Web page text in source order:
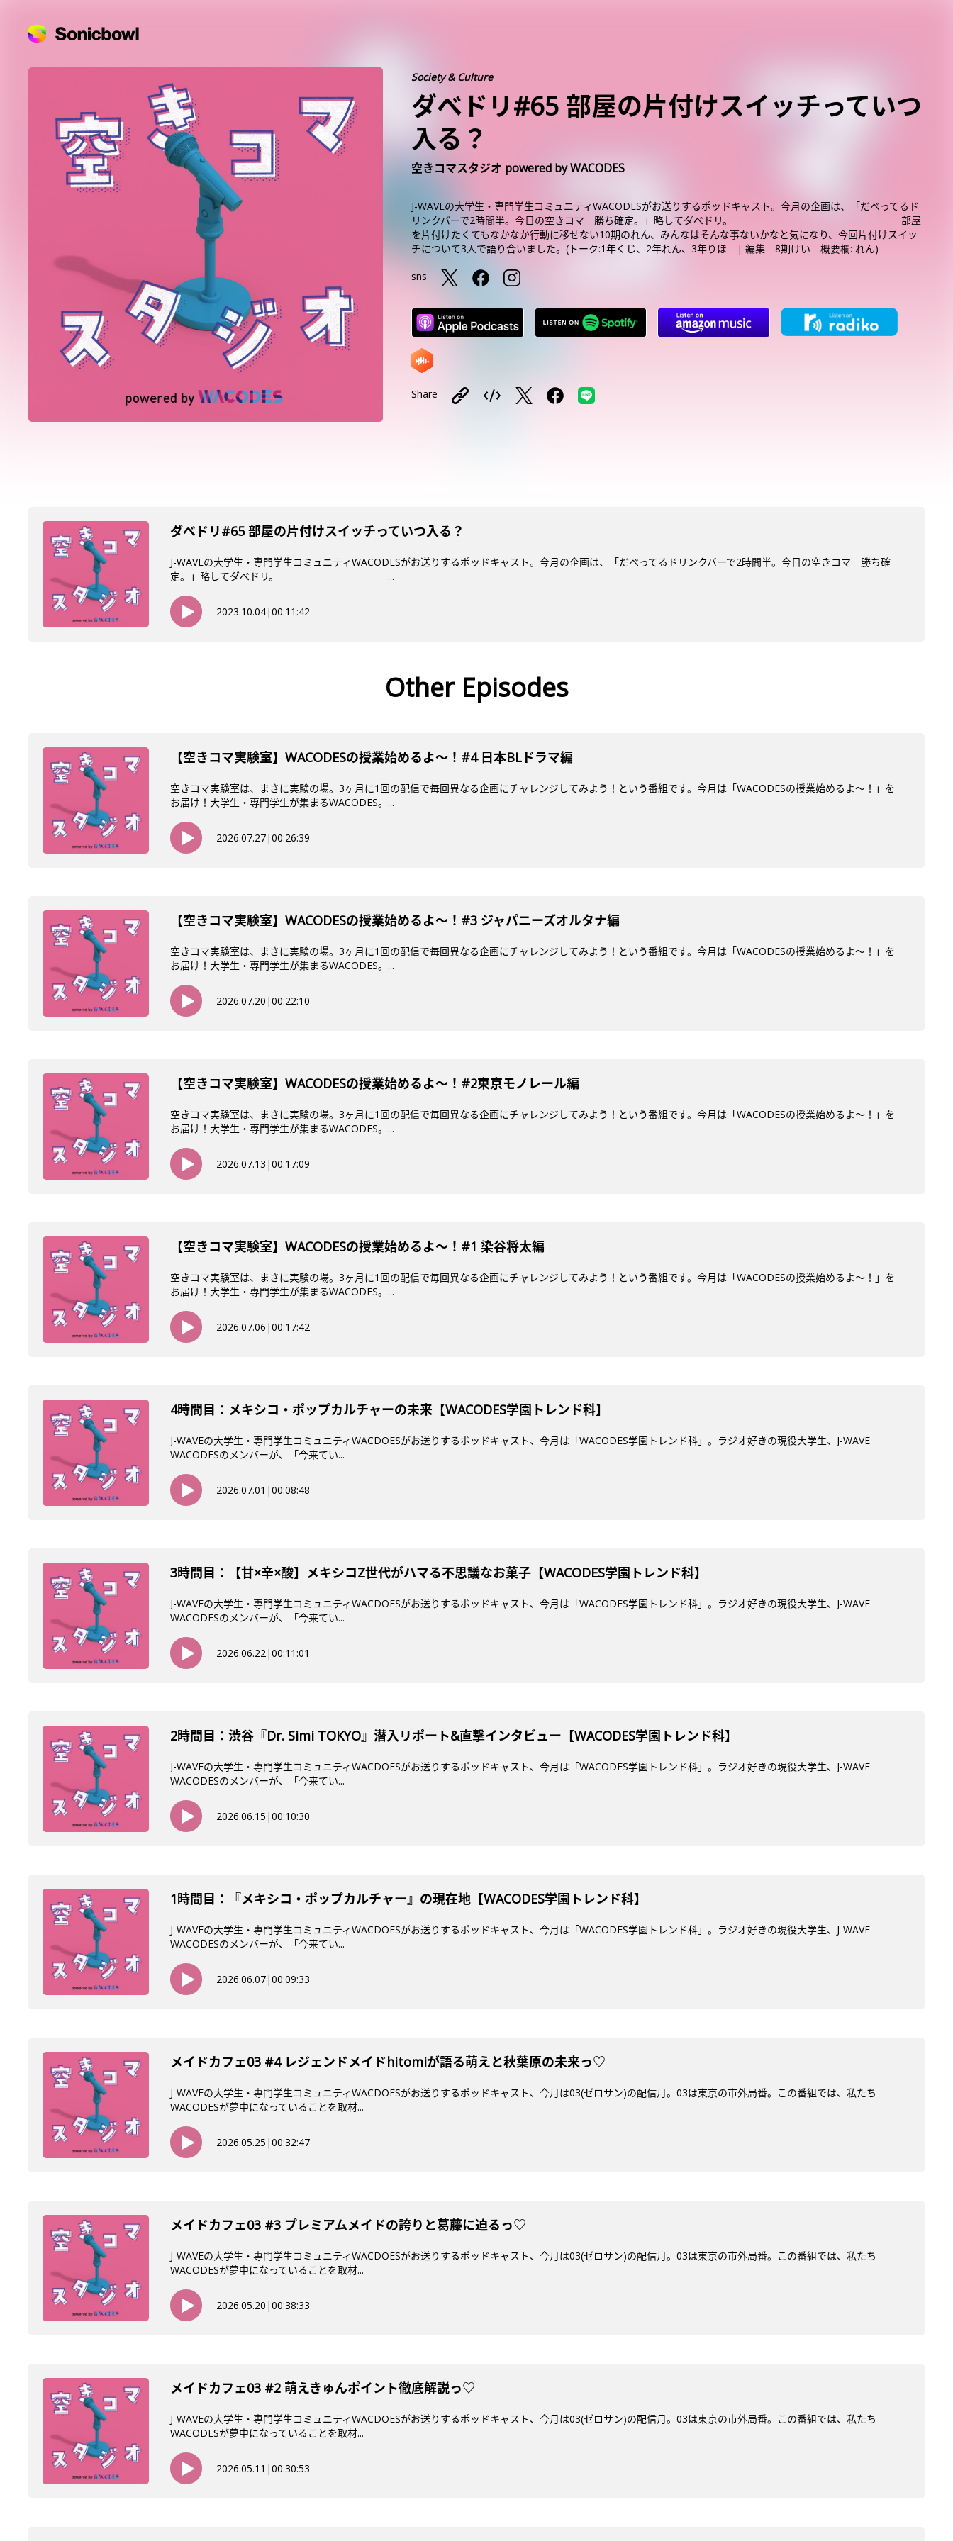
Society & Culture
ダべドリ#65 部屋の片付けスイッチっていつ
入る？
空きコマスタジオ powered by WACODES
J-WAVEの大学生・専門学生コミュニティWACODESがお送りするポッドキャスト。今月の企画は、「だべってるド
リンクバーで2時間半。今日の空きコマ 勝ち確定。」略してダべドリ。 部屋
を片付けたくてもなかなか行動に移せない10期のれん、みんなはそんな事ないかなと気になり、今回片付けスイッ
チについて3人で語り合いました。(トーク:1年くじ、2年れん、3年りほ | 編集 8期けい 概要欄: れん)
sns
Share
ダべドリ#65 部屋の片付けスイッチっていつ入る？
J-WAVEの大学生・専門学生コミュニティWACODESがお送りするポッドキャスト。今月の企画は、「だべってるドリンクバーで2時間半。今日の空きコマ 勝ち確
定。」略してダべドリ。 ...
2023.10.04|00:11:42
Other Episodes
【空きコマ実験室】WACODESの授業始めるよ～！#4 日本BLドラマ編
空きコマ実験室は、まさに実験の場。3ヶ月に1回の配信で毎回異なる企画にチャレンジしてみよう！という番組です。今月は「WACODESの授業始めるよ～！」を
お届け！大学生・専門学生が集まるWACODES。...
2026.07.27|00:26:39
【空きコマ実験室】WACODESの授業始めるよ〜！#3 ジャパニーズオルタナ編
空きコマ実験室は、まさに実験の場。3ヶ月に1回の配信で毎回異なる企画にチャレンジしてみよう！という番組です。今月は「WACODESの授業始めるよ～！」を
お届け！大学生・専門学生が集まるWACODES。...
2026.07.20 |00:22:10
【空きコマ実験室】WACODESの授業始めるよ〜！#2東京モノレール編
空きコマ実験室は、まさに実験の場。3ヶ月に1回の配信で毎回異なる企画にチャレンジしてみよう！という番組です。今月は「WACODESの授業始めるよ～！」を
お届け！大学生・専門学生が集まるWACODES。...
2026.07.13 |00:17:09
【空きコマ実験室】WACODESの授業始めるよ～！#1 染谷将太編
空きコマ実験室は、まさに実験の場。3ヶ月に1回の配信で毎回異なる企画にチャレンジしてみよう！という番組です。今月は「WACODESの授業始めるよ～！」を
お届け！大学生・専門学生が集まるWACODES。...
2026.07.06 |00:17:42
4時間目：メキシコ・ポップカルチャーの未来【WACODES学園トレンド科】
J-WAVEの大学生・専門学生コミュニティWACDOESがお送りするポッドキャスト、今月は「WACODES学園トレンド科」。ラジオ好きの現役大学生、J-WAVE
WACODESのメンバーが、「今来てい...
2026.07.01 |00:08:48
3時間目：【甘×辛×酸】メキシコZ世代がハマる不思議なお菓子【WACODES学園トレンド科】
J-WAVEの大学生・専門学生コミュニティWACDOESがお送りするポッドキャスト、今月は「WACODES学園トレンド科」。ラジオ好きの現役大学生、J-WAVE
WACODESのメンバーが、「今来てい...
2026.06.22|00:11:01
2時間目：渋谷『Dr. Simi TOKYO』潜入リポート&直撃インタビュー【WACODES学園トレンド科】
J-WAVEの大学生・専門学生コミュニティWACDOESがお送りするポッドキャスト、今月は「WACODES学園トレンド科」。ラジオ好きの現役大学生、J-WAVE
WACODESのメンバーが、「今来てい...
2026.06.15 |00:10:30
1時間目：『メキシコ・ポップカルチャー』の現在地【WACODES学園トレンド科】
J-WAVEの大学生・専門学生コミュニティWACDOESがお送りするポッドキャスト、今月は「WACODES学園トレンド科」。ラジオ好きの現役大学生、J-WAVE
WACODESのメンバーが、「今来てい...
2026.06.07|00:09:33
メイドカフェ03 #4 レジェンドメイドhitomiが語る萌えと秋葉原の未来っ♡
J-WAVEの大学生・専門学生コミュニティWACDOESがお送りするポッドキャスト、今月は03(ゼロサン)の配信月。03は東京の市外局番。この番組では、私たち
WACODESが夢中になっていることを取材...
2026.05.25 |00:32:47
メイドカフェ03 #3 プレミアムメイドの誇りと葛藤に迫るっ♡
J-WAVEの大学生・専門学生コミュニティWACDOESがお送りするポッドキャスト、今月は03(ゼロサン)の配信月。03は東京の市外局番。この番組では、私たち
WACODESが夢中になっていることを取材...
2026.05.20 |00:38:33
メイドカフェ03 #2 萌えきゅんポイント徹底解説っ♡
J-WAVEの大学生・専門学生コミュニティWACDOESがお送りするポッドキャスト、今月は03(ゼロサン)の配信月。03は東京の市外局番。この番組では、私たち
WACODESが夢中になっていることを取材...
2026.05.11 |00:30:53